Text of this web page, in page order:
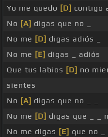
Yo me quedo [D] contigo
No [A] digas que no _
No me [D] digas adiós _
No me [E] digas _ adiós
Que tus labios [D] no
sientes
No [A] digas que no _ _
No me [D] digas que _ _
No me digas [E] que no _ _